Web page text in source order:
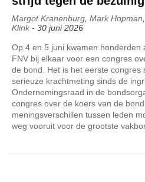
Margot Kranenburg, Mark Hopman,
Klink - 30 juni 2026
Op 4 en 5 juni kwamen honderden
FNV bij elkaar voor een congres
de bond. Het is het eerste congres
serieuze krachtmeting sinds de
Ondernemingsraad in de
congres over de koers van de
meningsverschillen tussen leden
weg vooruit voor de grootste